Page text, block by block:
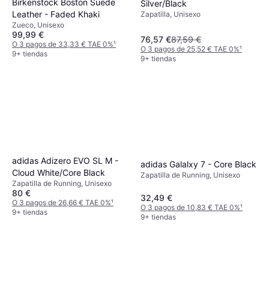
Birkenstock Boston Suede
Leather - Faded Khaki
Zueco, Unisexo
99,99 €
O 3 pagos de 33,33 € TAE 0%¹
9+ tiendas
Silver/Black
Zapatilla, Unisexo
76,57 €87,59 €
O 3 pagos de 25,52 € TAE 0%¹
9+ tiendas
adidas Adizero EVO SL M -
Cloud White/Core Black
Zapatilla de Running, Unisexo
80 €
O 3 pagos de 26,66 € TAE 0%¹
9+ tiendas
adidas Galalxy 7 - Core Black
Zapatilla de Running, Unisexo
32,49 €
O 3 pagos de 10,83 € TAE 0%¹
9+ tiendas